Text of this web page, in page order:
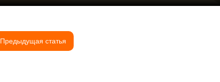
Предыдущая статья